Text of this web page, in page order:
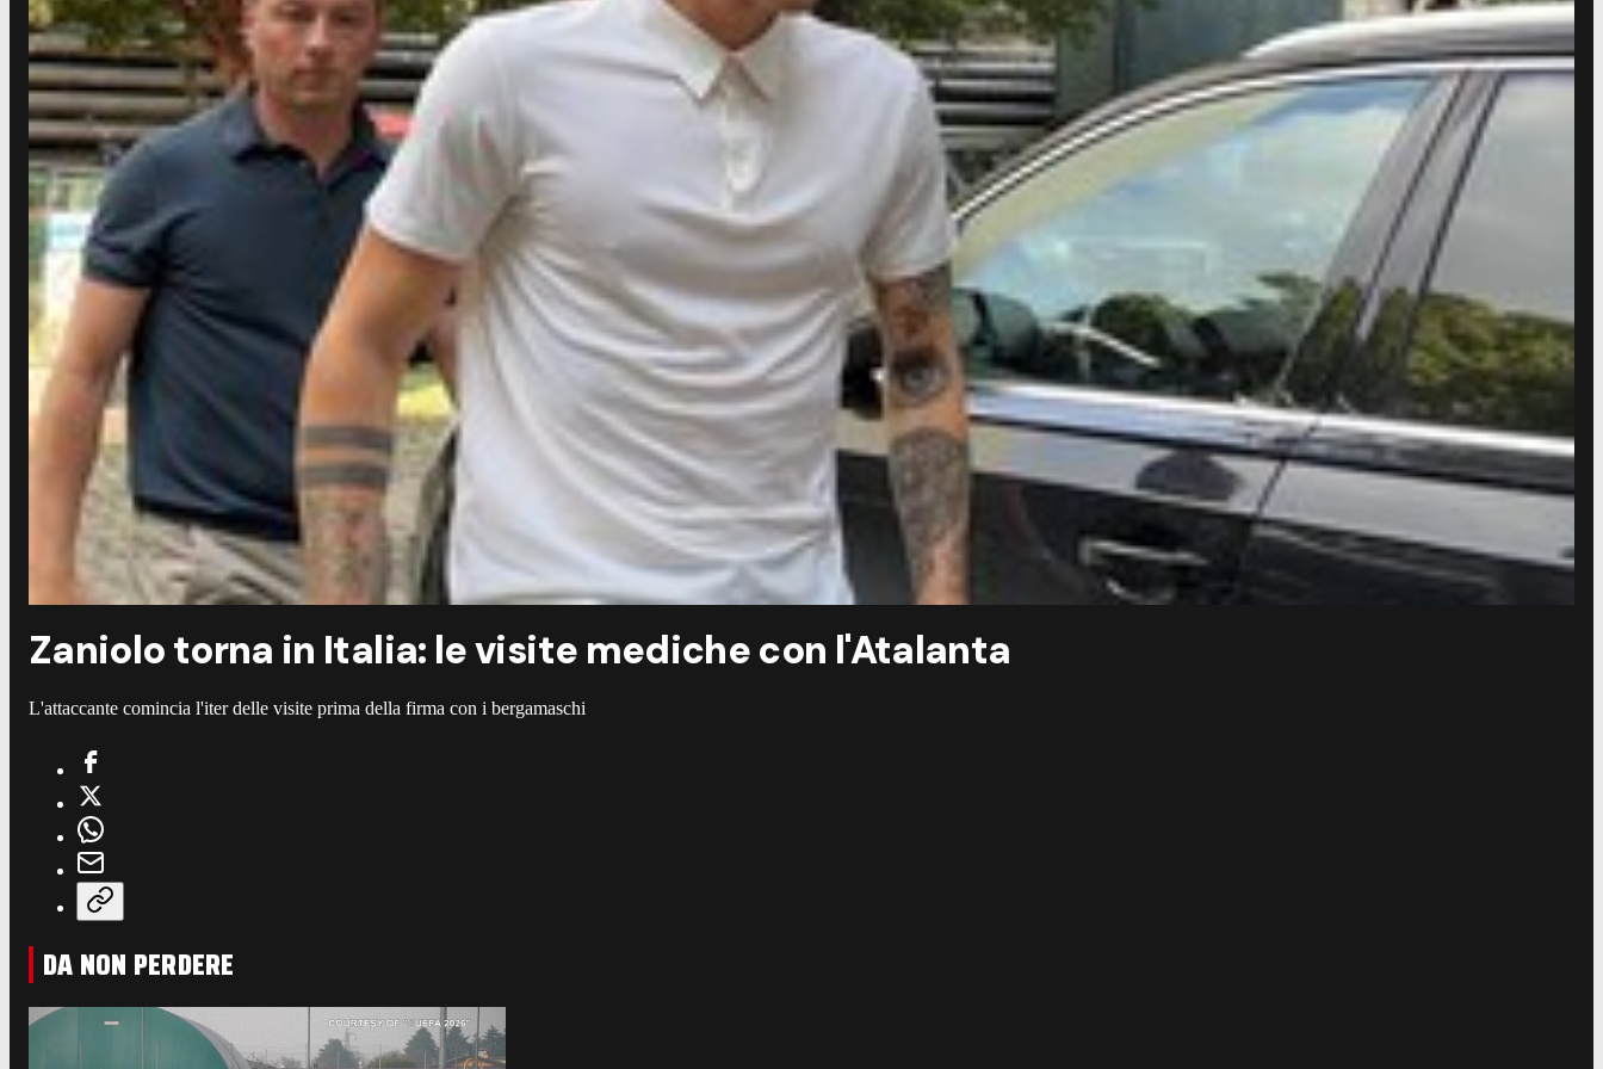
Zaniolo torna in Italia: le visite mediche con l'Atalanta
L'attaccante comincia l'iter delle visite prima della firma con i bergamaschi
DA NON PERDERE